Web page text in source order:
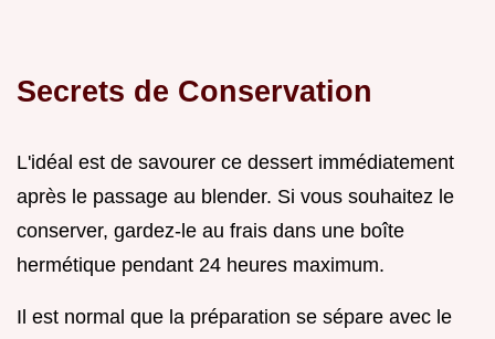
Secrets de Conservation
L'idéal est de savourer ce dessert immédiatement
après le passage au blender. Si vous souhaitez le
conserver, gardez-le au frais dans une boîte
hermétique pendant 24 heures maximum.
Il est normal que la préparation se sépare avec le